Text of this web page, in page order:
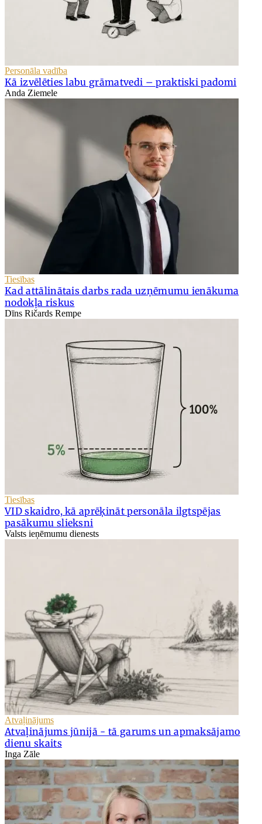
Personāla vadība
Kā izvēlēties labu grāmatvedi – praktiski padomi
Anda Ziemele
Tiesības
Kad attālinātais darbs rada uzņēmumu ienākuma
nodokļa riskus
Dīns Ričards Rempe
Tiesības
VID skaidro, kā aprēķināt personāla ilgtspējas
pasākumu slieksni
Valsts ieņēmumu dienests
Atvaļinājums
Atvaļinājums jūnijā - tā garums un apmaksājamo
dienu skaits
Inga Zāle